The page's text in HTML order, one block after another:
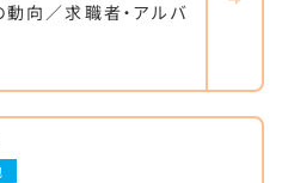
向／求職者・アルバ